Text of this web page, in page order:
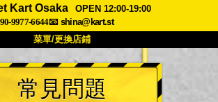
Kart Osaka
OPEN 12:00-19:00
9977-6644📧 shina@kart.st
菜單/更換店鋪
首頁
規格 價格
常見問題